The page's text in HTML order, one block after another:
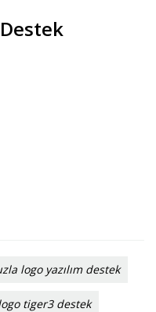
logo yazılım destek
tiger3 destek